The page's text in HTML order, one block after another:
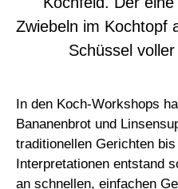
In den Koch-Workshops
Bananenbrot und
traditionellen Gerichten
Interpretationen entstand
an schnellen, einfachen